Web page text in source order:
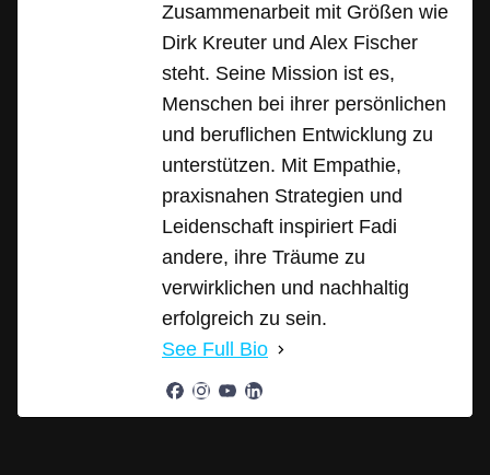
Zusammenarbeit mit Größen wie
Dirk Kreuter und Alex Fischer
steht. Seine Mission ist es,
Menschen bei ihrer persönlichen
und beruflichen Entwicklung zu
unterstützen. Mit Empathie,
praxisnahen Strategien und
Leidenschaft inspiriert Fadi
andere, ihre Träume zu
verwirklichen und nachhaltig
erfolgreich zu sein.
See Full Bio